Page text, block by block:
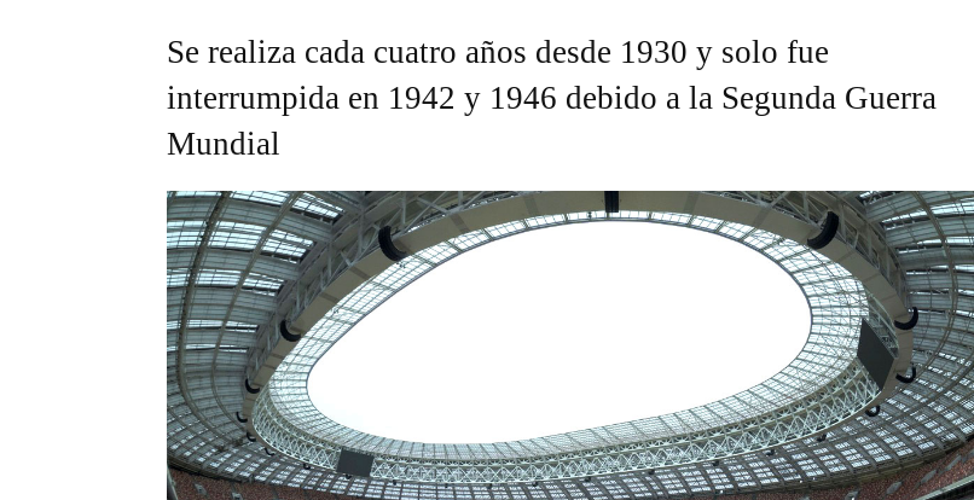
Se realiza cada cuatro años desde 1930 y solo fue
interrumpida en 1942 y 1946 debido a la Segunda Guerra
Mundial